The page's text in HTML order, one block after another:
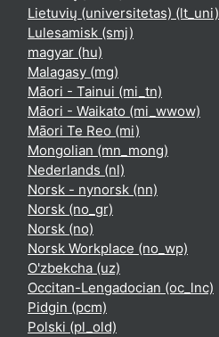
Lietuvių (universitetas) ‎(lt_uni)‎
Lulesamisk ‎(smj)‎
magyar ‎(hu)‎
Malagasy ‎(mg)‎
Māori - Tainui ‎(mi_tn)‎
Māori - Waikato ‎(mi_wwow)‎
Māori Te Reo ‎(mi)‎
Mongolian ‎(mn_mong)‎
Nederlands ‎(nl)‎
Norsk - nynorsk ‎(nn)‎
Norsk ‎(no_gr)‎
Norsk ‎(no)‎
Norsk Workplace ‎(no_wp)‎
O'zbekcha ‎(uz)‎
Occitan-Lengadocian ‎(oc_lnc)‎
Pidgin ‎(pcm)‎
Polski ‎(pl_old)‎